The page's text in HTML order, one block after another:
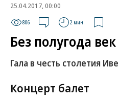
25.04.2017, 00:00
806 2 мин.
Без полугода век
Гала в честь столетия
Концерт балет